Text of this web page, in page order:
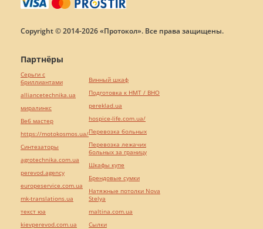
Copyright © 2014-2026 «Протокол». Все права защищены.
Партнёры
Серьги с
бриллиантами
alliancetechnika.ua
миралинкс
Веб мастер
https://motokosmos.ua/
Синтезаторы
agrotechnika.com.ua
perevod.agency
europeservice.com.ua
mk-translations.ua
текст юа
kievperevod.com.ua
Винный шкаф
Подготовка к НМТ / ВНО
pereklad.ua
hospice-life.com.ua/
Перевозка больных
Перевозка лежачих
больных за границу
Шкафы купе
Брендовые сумки
Натяжные потолки Nova
Stelya
maltina.com.ua
Cылки